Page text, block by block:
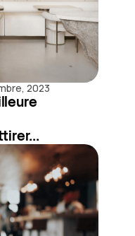
2023